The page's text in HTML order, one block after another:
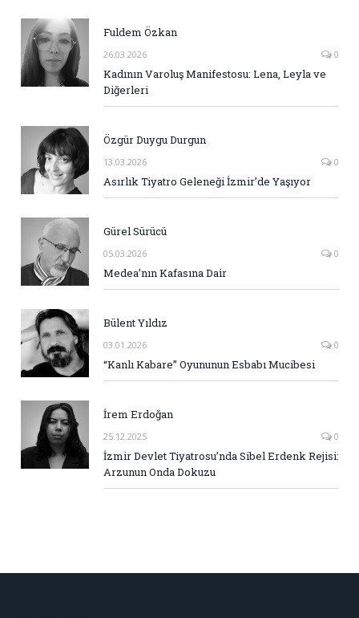
Fuldem Özkan
26.03.2026 0
Kadının Varoluş Manifestosu: Lena, Leyla ve
Diğerleri
Özgür Duygu Durgun
13.03.2026 0
Asırlık Tiyatro Geleneği İzmir’de Yaşıyor
Gürel Sürücü
05.03.2026 0
Medea’nın Kafasına Dair
Bülent Yıldız
03.01.2026 0
“Kanlı Kabare” Oyununun Esbabı Mucibesi
İrem Erdoğan
25.12.2025 0
İzmir Devlet Tiyatrosu’nda Sibel Erdenk Rejisi:
Arzunun Onda Dokuzu